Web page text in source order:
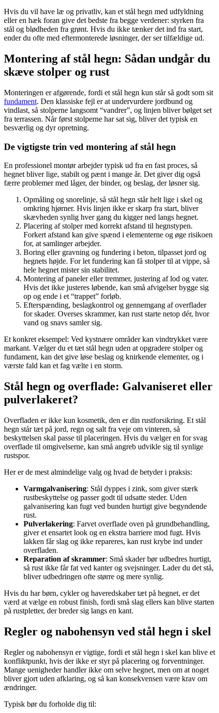
Hvis du vil have læ og privatliv, kan et stål hegn med udfyldning
eller en hæk foran give det bedste fra begge verdener: styrken fra
stål og blødheden fra grønt. Hvis du ikke tænker det ind fra start,
ender du ofte med eftermonterede løsninger, der ser tilfældige ud.
Montering af stål hegn: Sådan undgår du
skæve stolper og rust
Monteringen er afgørende, fordi et stål hegn kun står så godt som sit
fundament. Den klassiske fejl er at undervurdere jordbund og
vindlast, så stolperne langsomt “vandrer”, og linjen bliver bølget set
fra terrassen. Når først stolperne har sat sig, bliver det typisk en
besværlig og dyr opretning.
De vigtigste trin ved montering af stål hegn
En professionel montør arbejder typisk ud fra en fast proces, så
hegnet bliver lige, stabilt og pænt i mange år. Det giver dig også
færre problemer med låger, der binder, og beslag, der løsner sig.
Opmåling og snorelinje, så stål hegn står helt lige i skel og
omkring hjørner. Hvis linjen ikke er skarp fra start, bliver
skævheden synlig hver gang du kigger ned langs hegnet.
Placering af stolper med korrekt afstand til hegnstypen.
Forkert afstand kan give spænd i elementerne og øge risikoen
for, at samlinger arbejder.
Boring eller gravning og fundering i beton, tilpasset jord og
hegnets højde. For let fundering kan få stolper til at vippe, så
hele hegnet mister sin stabilitet.
Montering af paneler eller tremmer, justering af lod og vater.
Hvis det ikke justeres løbende, kan små afvigelser bygge sig
op og ende i et “trappet” forløb.
Efterspænding, beslagkontrol og gennemgang af overflader
for skader. Overses skrammer, kan rust starte netop dér, hvor
vand og snavs samler sig.
Et konkret eksempel: Ved kystnære områder kan vindtrykket være
markant. Vælger du et tæt stål hegn uden at opgradere stolper og
fundament, kan det give løse beslag og knirkende elementer, og i
værste fald kan et fag vælte i en storm.
Stål hegn og overflade: Galvaniseret eller
pulverlakeret?
Overfladen er ikke kun kosmetik, den er din rustforsikring. Et stål
hegn står tæt på jord, regn og salt fra veje om vinteren, så
beskyttelsen skal passe til placeringen. Hvis du vælger en for svag
overflade til omgivelserne, kan små angreb udvikle sig til synlige
rustspor.
Her er de mest almindelige valg og hvad de betyder i praksis:
Varmgalvanisering: Stål dyppes i zink, som giver stærk
rustbeskyttelse og passer godt til udsatte steder. Uden
galvanisering kan fugt ved bunden hurtigt give begyndende
rust.
Pulverlakering: Farvet overflade oven på grundbehandling,
giver et ensartet look og en ekstra barriere mod fugt. Hvis
lakken får slag og ikke repareres, kan rust krybe ind under
overfladen.
Reparation af skrammer: Små skader bør udbedres hurtigt,
så rust ikke får fat ved kanter og svejsninger. Lader du det stå,
bliver udbedringen ofte større og mere synlig.
Hvis du har børn, cykler og haveredskaber tæt på hegnet, er det
værd at vælge en robust finish, fordi små slag ellers kan blive starten
på rustpletter, der breder sig langs en kant.
Regler og nabohensyn ved stål hegn i skel
Regler og nabohensyn er vigtige, fordi et stål hegn i skel kan blive et
konfliktpunkt, hvis der ikke er styr på placering og forventninger.
Mange uenigheder handler ikke om selve hegnet, men om at noget
bliver gjort uden afklaring, og så kan konsekvensen være krav om
ændringer.
Typisk bør du forholde dig til: